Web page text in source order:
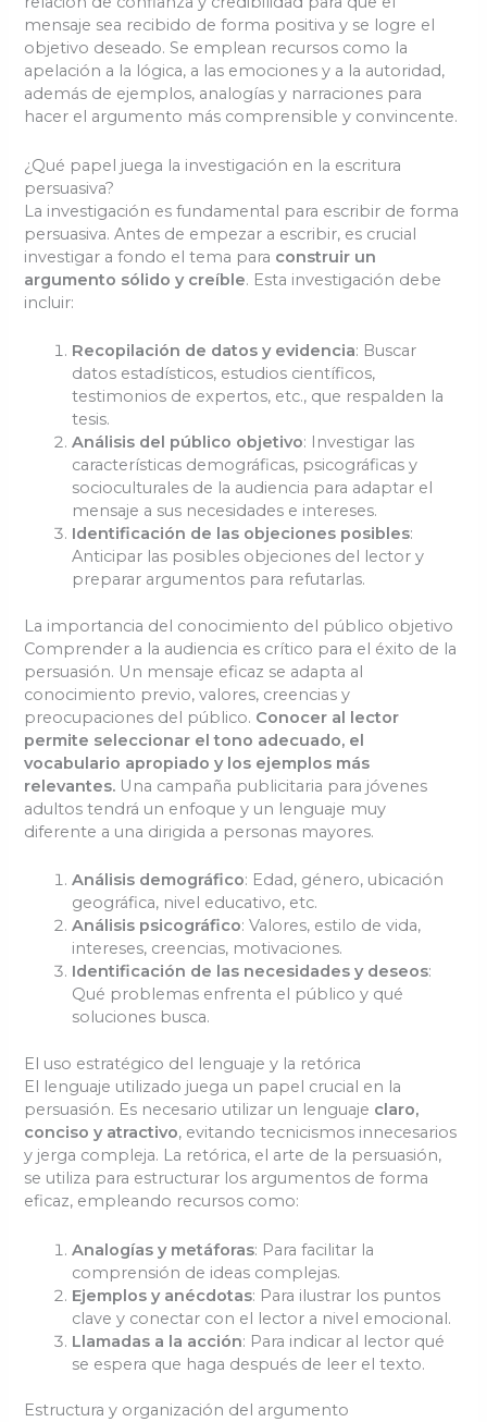
mensaje sea recibido de forma positiva y se logre el
objetivo deseado. Se emplean recursos como la
apelación a la lógica, a las emociones y a la autoridad,
además de ejemplos, analogías y narraciones para
hacer el argumento más comprensible y convincente.
¿Qué papel juega la investigación en la escritura
persuasiva?
La investigación es fundamental para escribir de forma
persuasiva. Antes de empezar a escribir, es crucial
investigar a fondo el tema para construir un
argumento sólido y creíble. Esta investigación debe
incluir:
Recopilación de datos y evidencia: Buscar
datos estadísticos, estudios científicos,
testimonios de expertos, etc., que respalden la
tesis.
Análisis del público objetivo: Investigar las
características demográficas, psicográficas y
socioculturales de la audiencia para adaptar el
mensaje a sus necesidades e intereses.
Identificación de las objeciones posibles:
Anticipar las posibles objeciones del lector y
preparar argumentos para refutarlas.
La importancia del conocimiento del público objetivo
Comprender a la audiencia es crítico para el éxito de la
persuasión. Un mensaje eficaz se adapta al
conocimiento previo, valores, creencias y
preocupaciones del público. Conocer al lector
permite seleccionar el tono adecuado, el
vocabulario apropiado y los ejemplos más
relevantes. Una campaña publicitaria para jóvenes
adultos tendrá un enfoque y un lenguaje muy
diferente a una dirigida a personas mayores.
Análisis demográfico: Edad, género, ubicación
geográfica, nivel educativo, etc.
Análisis psicográfico: Valores, estilo de vida,
intereses, creencias, motivaciones.
Identificación de las necesidades y deseos:
Qué problemas enfrenta el público y qué
soluciones busca.
El uso estratégico del lenguaje y la retórica
El lenguaje utilizado juega un papel crucial en la
persuasión. Es necesario utilizar un lenguaje claro,
conciso y atractivo, evitando tecnicismos innecesarios
y jerga compleja. La retórica, el arte de la persuasión,
se utiliza para estructurar los argumentos de forma
eficaz, empleando recursos como:
Analogías y metáforas: Para facilitar la
comprensión de ideas complejas.
Ejemplos y anécdotas: Para ilustrar los puntos
clave y conectar con el lector a nivel emocional.
Llamadas a la acción: Para indicar al lector qué
se espera que haga después de leer el texto.
Estructura y organización del argumento